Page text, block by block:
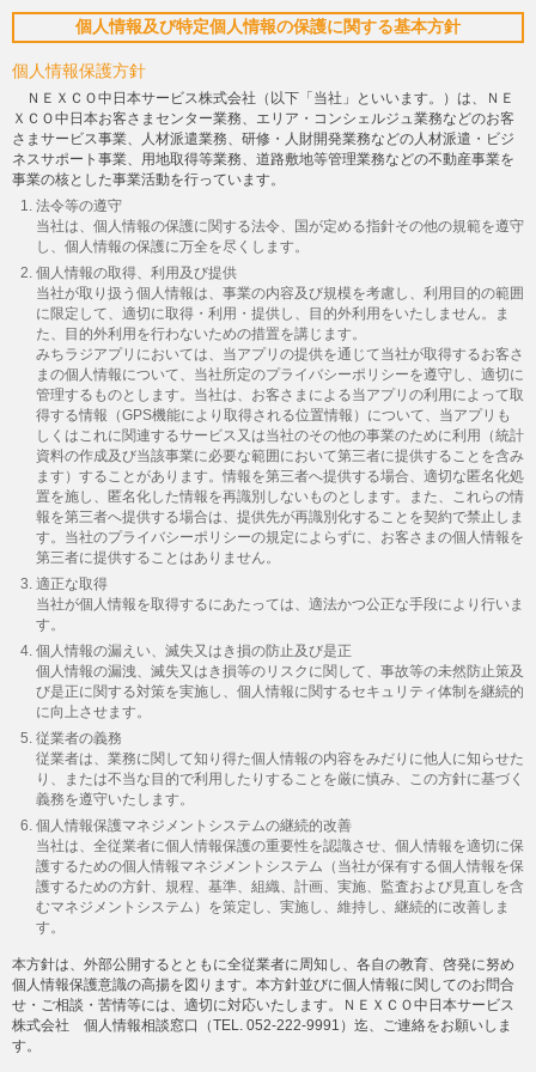
個人情報及び特定個人情報の保護に関する基本方針
個人情報保護方針
ＮＥＸＣＯ中日本サービス株式会社（以下「当社」といいます。）は、ＮＥ
ＸＣＯ中日本お客さまセンター業務、エリア・コンシェルジュ業務などのお客
さまサービス事業、人材派遣業務、研修・人財開発業務などの人材派遣・ビジ
ネスサポート事業、用地取得等業務、道路敷地等管理業務などの不動産事業を
事業の核とした事業活動を行っています。
法令等の遵守
当社は、個人情報の保護に関する法令、国が定める指針その他の規範を遵守
し、個人情報の保護に万全を尽くします。
個人情報の取得、利用及び提供
当社が取り扱う個人情報は、事業の内容及び規模を考慮し、利用目的の範囲
に限定して、適切に取得・利用・提供し、目的外利用をいたしません。ま
た、目的外利用を行わないための措置を講じます。
みちラジアプリにおいては、当アプリの提供を通じて当社が取得するお客さ
まの個人情報について、当社所定のプライバシーポリシーを遵守し、適切に
管理するものとします。当社は、お客さまによる当アプリの利用によって取
得する情報（GPS機能により取得される位置情報）について、当アプリも
しくはこれに関連するサービス又は当社のその他の事業のために利用（統計
資料の作成及び当該事業に必要な範囲において第三者に提供することを含み
ます）することがあります。情報を第三者へ提供する場合、適切な匿名化処
置を施し、匿名化した情報を再識別しないものとします。また、これらの情
報を第三者へ提供する場合は、提供先が再識別化することを契約で禁止しま
す。当社のプライバシーポリシーの規定によらずに、お客さまの個人情報を
第三者に提供することはありません。
適正な取得
当社が個人情報を取得するにあたっては、適法かつ公正な手段により行いま
す。
個人情報の漏えい、滅失又はき損の防止及び是正
個人情報の漏洩、滅失又はき損等のリスクに関して、事故等の未然防止策及
び是正に関する対策を実施し、個人情報に関するセキュリティ体制を継続的
に向上させます。
従業者の義務
従業者は、業務に関して知り得た個人情報の内容をみだりに他人に知らせた
り、または不当な目的で利用したりすることを厳に慎み、この方針に基づく
義務を遵守いたします。
個人情報保護マネジメントシステムの継続的改善
当社は、全従業者に個人情報保護の重要性を認識させ、個人情報を適切に保
護するための個人情報マネジメントシステム（当社が保有する個人情報を保
護するための方針、規程、基準、組織、計画、実施、監査および見直しを含
むマネジメントシステム）を策定し、実施し、維持し、継続的に改善しま
す。
本方針は、外部公開するとともに全従業者に周知し、各自の教育、啓発に努め
個人情報保護意識の高揚を図ります。本方針並びに個人情報に関してのお問合
せ・ご相談・苦情等には、適切に対応いたします。ＮＥＸＣＯ中日本サービス
株式会社 個人情報相談窓口（TEL. 052-222-9991）迄、ご連絡をお願いしま
す。